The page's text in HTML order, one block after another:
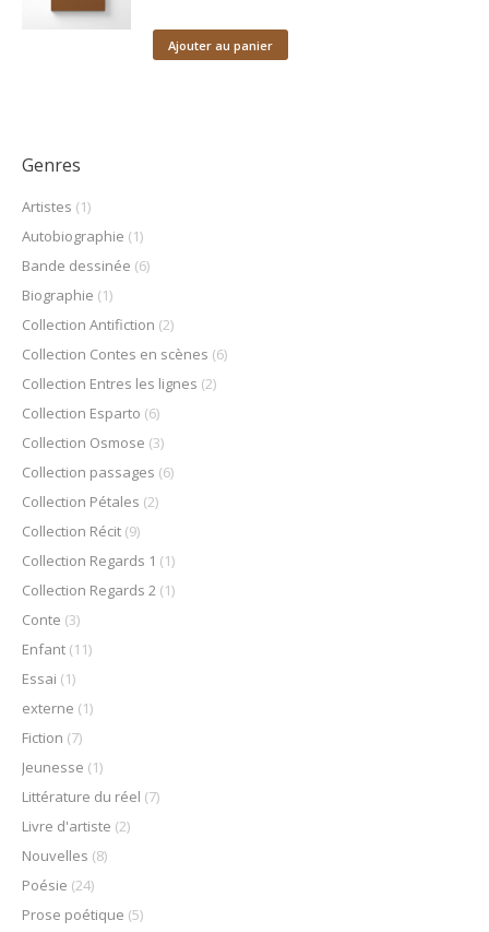
initial
était :
actuel
est :
Ajouter au panier
Genres
Artistes (1)
Autobiographie (1)
Bande dessinée (6)
Biographie (1)
Collection Antifiction (2)
Collection Contes en scènes (6)
Collection Entres les lignes (2)
Collection Esparto (6)
Collection Osmose (3)
Collection passages (6)
Collection Pétales (2)
Collection Récit (9)
Collection Regards 1 (1)
Collection Regards 2 (1)
Conte (3)
Enfant (11)
Essai (1)
externe (1)
Fiction (7)
Jeunesse (1)
Littérature du réel (7)
Livre d'artiste (2)
Nouvelles (8)
Poésie (24)
Prose poétique (5)